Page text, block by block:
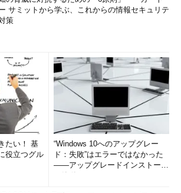
サミットから学ぶ、これからの情報セキュリテ
策
たい！ 基
役立つグル
“Windows 10へのアップグレー
ド：失敗”はエラーではなかった
――アップグレードインストール